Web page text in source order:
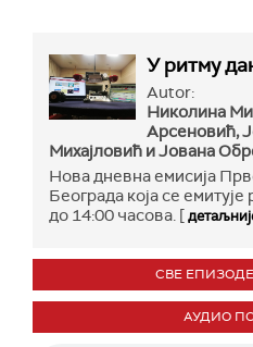
У ритму
Autor:
Николина
Арсеновић,
Михајловић и Јована
Нова дневна емисија
Београда која се
до 14:00 часова. [
СВЕ
АУДИО